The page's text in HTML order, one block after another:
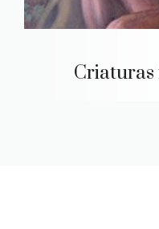
Criaturas